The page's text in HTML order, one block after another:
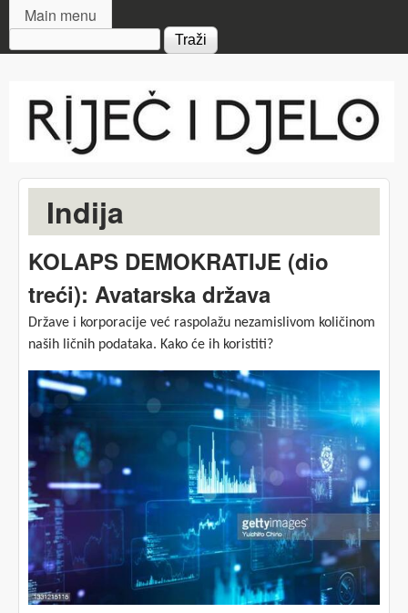
MAIN MENU
Main menu
Search form
i djelo
Indija
KOLAPS DEMOKRATIJE (dio
treći): Avatarska država
Države i korporacije već raspolažu nezamislivom količinom
naših ličnih podataka. Kako će ih koristiti?